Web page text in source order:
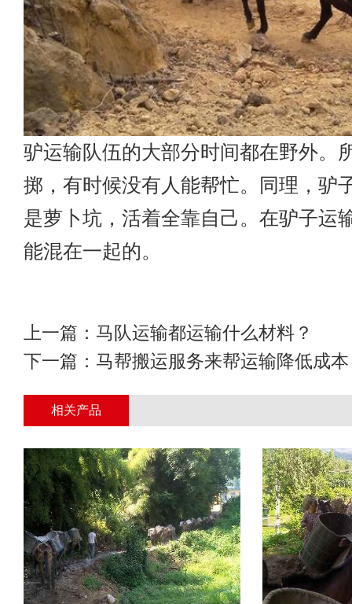
驴运输队伍的大部分时间都在野外。
掷，有时候没有人能帮忙。同理，驴
是萝卜坑，活着全靠自己。在驴子运
能混在一起的。
上一篇： 马队运输都运输什么材料？
下一篇： 马帮搬运服务来帮运输降低成本
相关产品